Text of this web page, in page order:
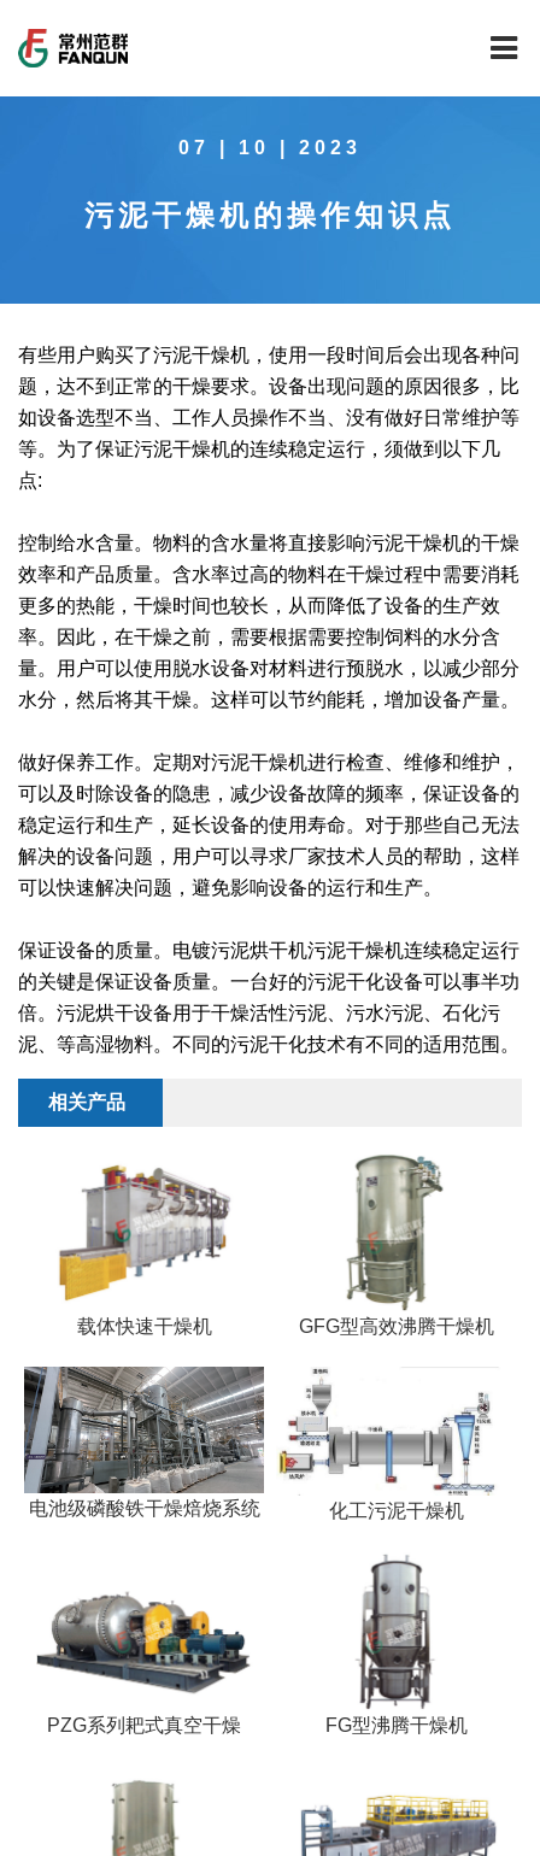
公司荣誉
范群文化
公司大事记
载体催化剂全自动生产线系列
回转圆筒干燥焙烧系列
气流干燥系列
带式干燥焙烧系列
真空干燥系列
圆盘干燥机系列
载体干燥系列
滚筒干燥系列
烘箱干燥系列
管束干燥系列
新能源新材料行业
制药行业
食品行业
化工行业
技术中心
工程实验室
工程技术中心
新闻中心
范群新闻
技术专栏
服务中心
全球契约组织成员
公共责任
节能环保
社会责任报告
社会责任
绿色发展
绿色工厂
绿色供应链
人才招聘
联系我们
07 | 10 | 2023
​污泥干燥机的操作知识点
有些用户购买了污泥干燥机，使用一段时间后会出现各种问
题，达不到正常的干燥要求。设备出现问题的原因很多，比
如设备选型不当、工作人员操作不当、没有做好日常维护等
等。为了保证污泥干燥机的连续稳定运行，须做到以下几
点:
控制给水含量。物料的含水量将直接影响污泥干燥机的干燥
效率和产品质量。含水率过高的物料在干燥过程中需要消耗
更多的热能，干燥时间也较长，从而降低了设备的生产效
率。因此，在干燥之前，需要根据需要控制饲料的水分含
量。用户可以使用脱水设备对材料进行预脱水，以减少部分
水分，然后将其干燥。这样可以节约能耗，增加设备产量。
做好保养工作。定期对污泥干燥机进行检查、维修和维护，
可以及时除设备的隐患，减少设备故障的频率，保证设备的
稳定运行和生产，延长设备的使用寿命。对于那些自己无法
解决的设备问题，用户可以寻求厂家技术人员的帮助，这样
可以快速解决问题，避免影响设备的运行和生产。
保证设备的质量。电镀污泥烘干机污泥干燥机连续稳定运行
的关键是保证设备质量。一台好的污泥干化设备可以事半功
倍。污泥烘干设备用于干燥活性污泥、污水污泥、石化污
泥、等高湿物料。不同的污泥干化技术有不同的适用范围。
相关产品
载体快速干燥机 GFG型高效沸腾干燥机
电池级磷酸铁干燥焙烧系统 化工污泥干燥机
PZG系列耙式真空干燥 FG型沸腾干燥机